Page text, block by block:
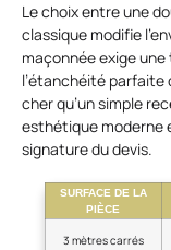
Le choix entre une
classique modifie
maçonnée exige
l’étanchéité parfaite
cher qu’un simple
esthétique moderne
signature du devis.
SURFACE DE LA
PIÈCE
3 mètres carrés